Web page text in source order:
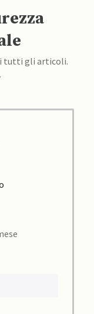
tutti gli articoli.